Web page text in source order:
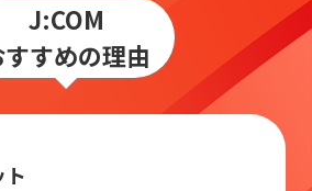
J:COM
すすめの理由
ト